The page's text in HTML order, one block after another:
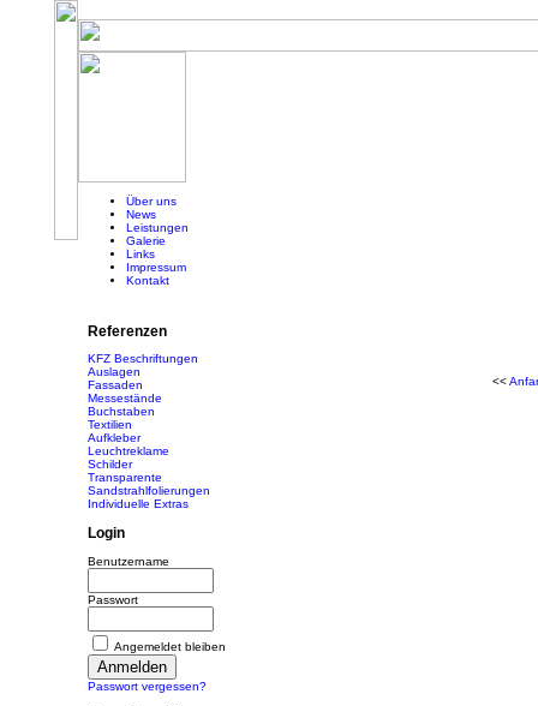
Über uns
News
Leistungen
Galerie
Links
Impressum
Kontakt
Referenzen
KFZ Beschriftungen
Auslagen
Fassaden
Messestände
Buchstaben
Textilien
Aufkleber
Leuchtreklame
Schilder
Transparente
Sandstrahlfolierungen
Individuelle Extras
Login
Benutzername
Passwort
Angemeldet bleiben
Passwort vergessen?
<<